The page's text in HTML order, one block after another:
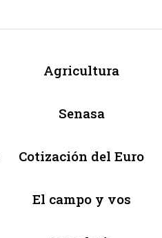
Agricultura
Senasa
Cotización del Euro
El campo y vos